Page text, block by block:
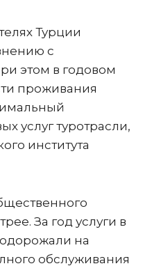
Турции
с
этом в годовом
проживания
услуг туротрасли,
института
За год услуги в
на
обслуживания